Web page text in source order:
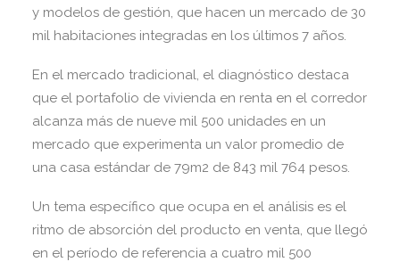
y modelos de gestión, que hacen un mercado de 30
mil habitaciones integradas en los últimos 7 años.
En el mercado tradicional, el diagnóstico destaca
que el portafolio de vivienda en renta en el corredor
alcanza más de nueve mil 500 unidades en un
mercado que experimenta un valor promedio de
una casa estándar de 79m2 de 843 mil 764 pesos.
Un tema específico que ocupa en el análisis es el
ritmo de absorción del producto en venta, que llegó
en el período de referencia a cuatro mil 500